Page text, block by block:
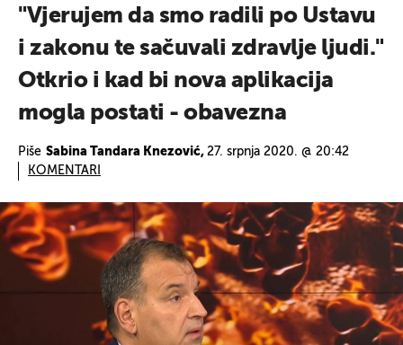
"Vjerujem da smo radili po Ustavu
i zakonu te sačuvali zdravlje ljudi."
Otkrio i kad bi nova aplikacija
mogla postati - obavezna
Piše Sabina Tandara Knezović, 27. srpnja 2020. @ 20:42
KOMENTARI